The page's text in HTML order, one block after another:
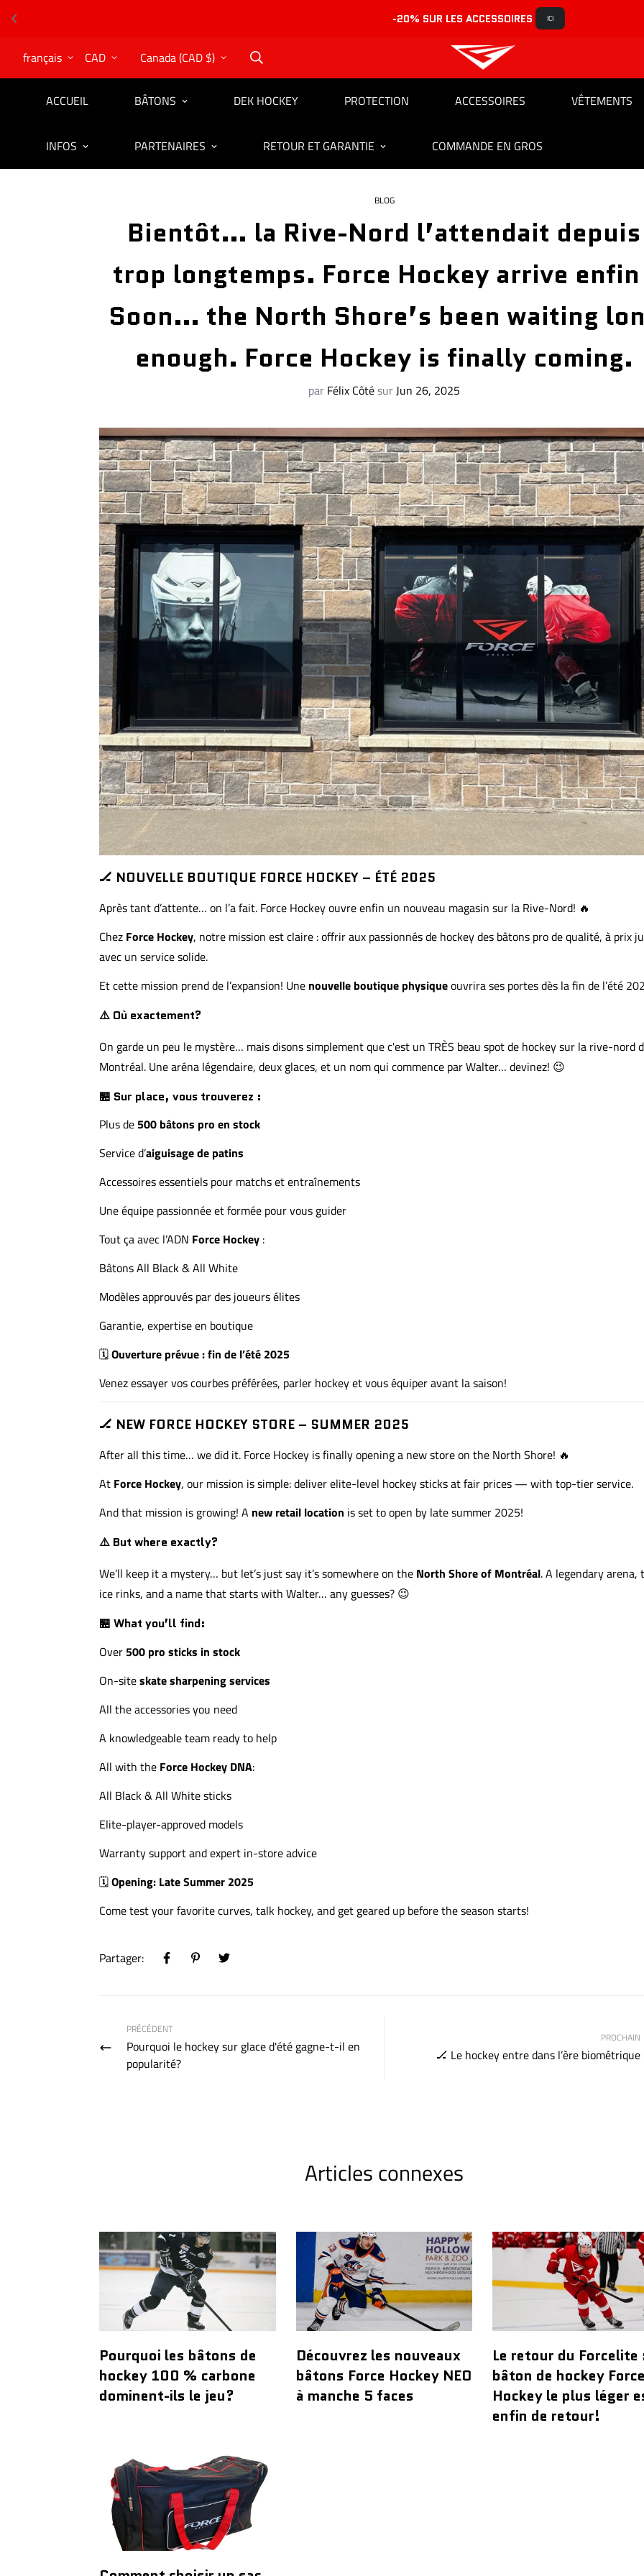
-20% SUR LES ACCESSOIRES ICI
français CAD Canada (CAD $)
ACCUEIL BÂTONS DEK HOCKEY PROTECTION ACCESSOIRES VÊTEMENTS
INFOS PARTENAIRES RETOUR ET GARANTIE COMMANDE EN GROS
BLOG
Bientôt… la Rive-Nord l’attendait depuis
trop longtemps. Force Hockey arrive
Soon… the North Shore’s been waiting
enough. Force Hockey is finally coming.
par Félix CôtésurJun 26, 2025
🏒 NOUVELLE BOUTIQUE FORCE HOCKEY – ÉTÉ 2025
Après tant d’attente… on l’a fait. Force Hockey ouvre enfin un nouveau magasin sur la Rive-Nord! 🔥
Chez Force Hockey, notre mission est claire : offrir aux passionnés de hockey des bâtons pro de qualité, à prix
avec un service solide.
Et cette mission prend de l’expansion! Une nouvelle boutique physiqueouvrira ses portes dès la fin de l’été
⚠️ Où exactement?
On garde un peu le mystère… mais disons simplement que c'est un TRÈS beau spot de hockey sur la rive-nord
Montréal. Une aréna légendaire, deux glaces, et un nom qui commence par Walter… devinez! 😉
🏪 Sur place, vous trouverez :
Plus de500 bâtons pro en stock
Service d’aiguisage de patins
Accessoires essentiels pour matchs et entraînements
Une équipe passionnée et formée pour vous guider
Tout ça avec l’ADN Force Hockey :
Bâtons All Black & All White
Modèles approuvés par des joueurs élites
Garantie, expertise en boutique
🗓Ouverture prévue : fin de l’été 2025
Venez essayer vos courbes préférées, parler hockey et vous équiper avant la saison!
🏒 NEW FORCE HOCKEY STORE – SUMMER 2025
After all this time… we did it. Force Hockey is finally opening a new store on the North Shore! 🔥
At Force Hockey, our mission is simple: deliver elite-level hockey sticks at fair prices — with top-tier service.
And that mission is growing! A new retail location is set to open by late summer 2025!
⚠️ But where exactly?
We’ll keep it a mystery… but let’s just say it’s somewhere on the North Shore of Montréal. A legendary arena,
ice rinks, and a name that starts with Walter… any guesses? 😉
🏪 What you’ll find:
Over500 pro sticks in stock
On-siteskate sharpening services
All the accessories you need
A knowledgeable team ready to help
All with the Force Hockey DNA:
All Black & All White sticks
Elite-player-approved models
Warranty support and expert in-store advice
🗓Opening: Late Summer 2025
Come test your favorite curves, talk hockey, and get geared up before the season starts!
Partager:
PRÉCÉDENT
Pourquoi le hockey sur glace d'été gagne-t-il en
popularité?
PROCHAIN
🏒 Le hockey entre dans l’ère biométrique
Articles connexes
Pourquoi les bâtons de
hockey 100 % carbone
dominent-ils le jeu?
Découvrez les nouveaux
bâtons Force Hockey NEO
à manche 5 faces
Le retour du Forcelite
bâton de hockey
Hockey le plus léger
enfin de retour!